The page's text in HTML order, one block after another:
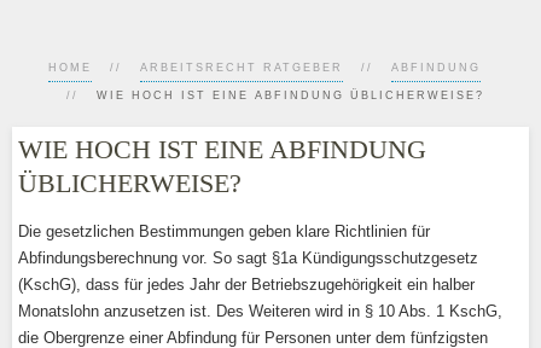
HOME ARBEITSRECHT RATGEBER ABFINDUNG
WIE HOCH IST EINE ABFINDUNG ÜBLICHERWEISE?
WIE HOCH IST EINE ABFINDUNG
ÜBLICHERWEISE?
Die gesetzlichen Bestimmungen geben klare Richtlinien für
Abfindungsberechnung vor. So sagt §1a Kündigungsschutzgesetz
(KschG), dass für jedes Jahr der Betriebszugehörigkeit ein halber
Monatslohn anzusetzen ist. Des Weiteren wird in § 10 Abs. 1 KschG,
die Obergrenze einer Abfindung für Personen unter dem fünfzigsten